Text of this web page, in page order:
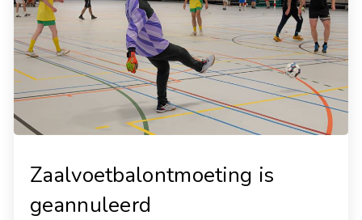
Zaalvoetbalontmoeting is
geannuleerd